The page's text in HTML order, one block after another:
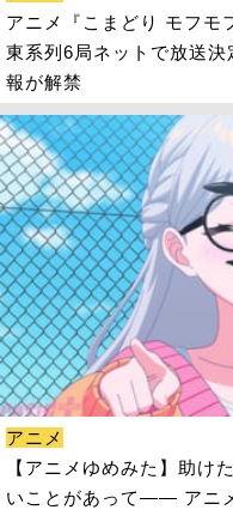
アニメ『こまどり モフモ
東系列6局ネットで放送
報が解禁
アニメ
【アニメゆめみた】助け
いことがあって―― アニ